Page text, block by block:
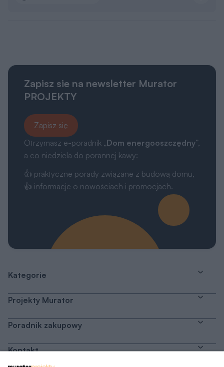
Zapisz sie na newsletter Murator
PROJEKTY
Zapisz się
Otrzymasz e-poradnik „Dom energooszczędny”,
a co niedziela do porannej kawy:
👍 praktyczne porady związane z budową domu,
👍 informacje o nowościach i promocjach.
Kategorie
Projekty Murator
Poradnik zakupowy
Kontakt